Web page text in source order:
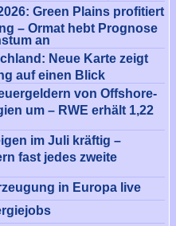
Green Plains profitiert
– Ormat hebt Prognose
an
Neue Karte zeigt
auf einen Blick
von Offshore-
um – RWE erhält 1,22
im Juli kräftig –
fast jedes zweite
in Europa live